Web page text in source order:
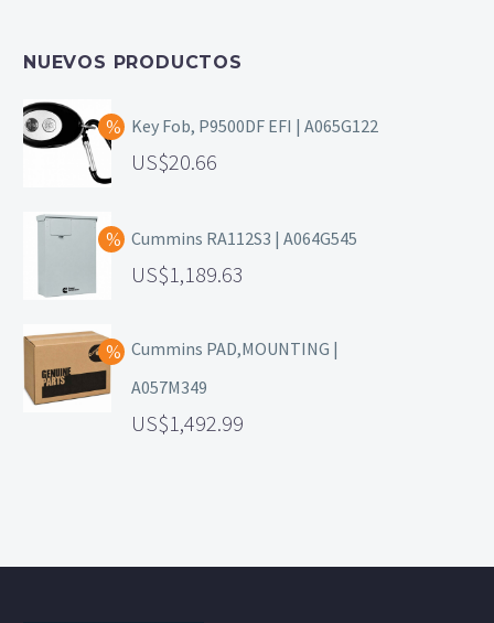
NUEVOS PRODUCTOS
Key Fob, P9500DF EFI | A065G122
20.66
Cummins RA112S3 | A064G545
1,189.63
Cummins PAD,MOUNTING |
A057M349
1,492.99